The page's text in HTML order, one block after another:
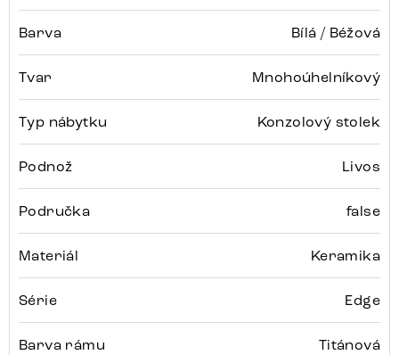
Barva Bílá / Béžová
Tvar Mnohoúhelníkový
Typ nábytku Konzolový stolek
Podnož Livos
Područka false
Materiál Keramika
Série Edge
Barva rámu Titánová